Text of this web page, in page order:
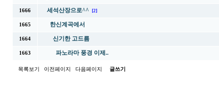
1666 세석산장으로^^ [2]
1665 한신계곡에서
1664 신기한 고드름
1663 파노라마 풍경 이제..
목록보기 이전페이지 다음페이지 글쓰기